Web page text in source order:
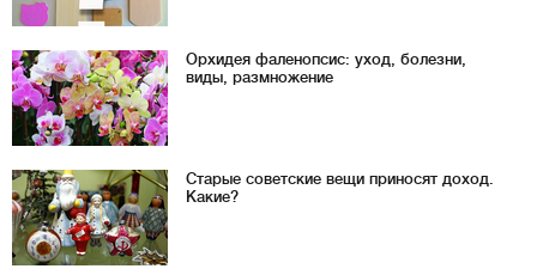
Орхидея фаленопсис: уход, болезни,
виды, размножение
Старые советские вещи приносят доход.
Какие?